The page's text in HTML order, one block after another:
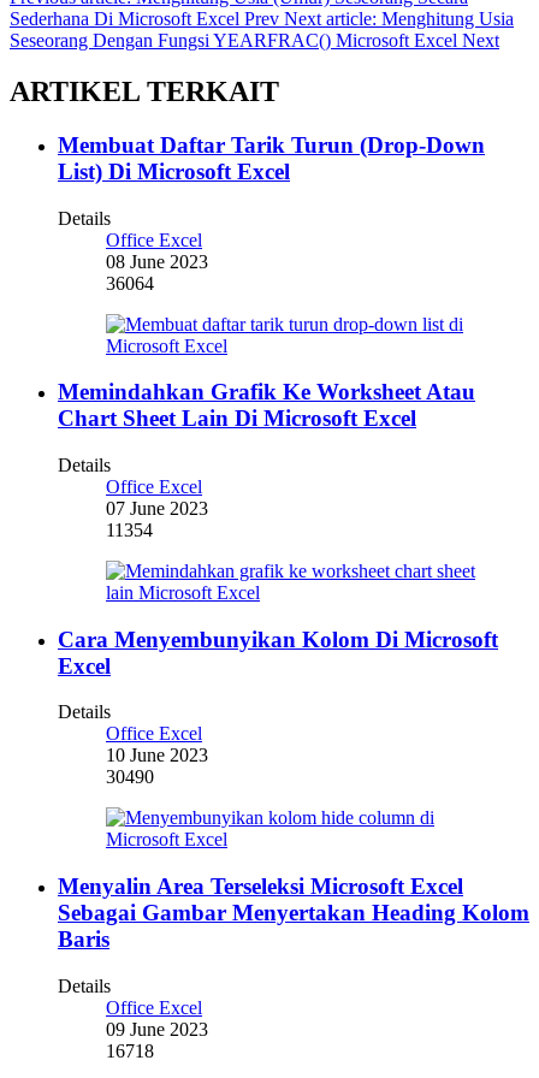
Sederhana Di Microsoft Excel Prev Next article: Menghitung Usia
Seseorang Dengan Fungsi YEARFRAC() Microsoft Excel Next
ARTIKEL TERKAIT
Membuat Daftar Tarik Turun (Drop-Down
List) Di Microsoft Excel
Details
Office Excel
08 June 2023
36064
Memindahkan Grafik Ke Worksheet Atau
Chart Sheet Lain Di Microsoft Excel
Details
Office Excel
07 June 2023
11354
Cara Menyembunyikan Kolom Di Microsoft
Excel
Details
Office Excel
10 June 2023
30490
Menyalin Area Terseleksi Microsoft Excel
Sebagai Gambar Menyertakan Heading Kolom
Baris
Details
Office Excel
09 June 2023
16718